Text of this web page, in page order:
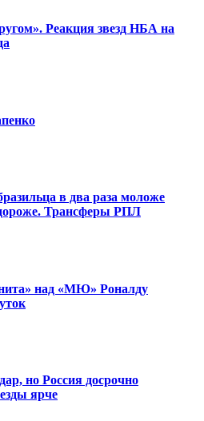
Реакция звезд НБА на
в два раза моложе
Трансферы РПЛ
над «МЮ» Роналду
но Россия досрочно
ярче